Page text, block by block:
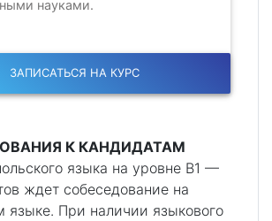
науками.
ЗАПИСАТЬСЯ НА КУРС
К КАНДИДАТАМ
языка на уровне В1 —
ждет собеседование на
языке. При наличии языкового